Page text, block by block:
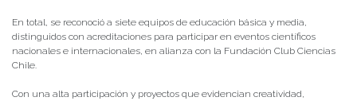
En total, se reconoció a siete equipos de educación básica y media,
distinguidos con acreditaciones para participar en eventos científicos
nacionales e internacionales, en alianza con la Fundación Club Ciencias
Chile.
Con una alta participación y proyectos que evidencian creatividad,